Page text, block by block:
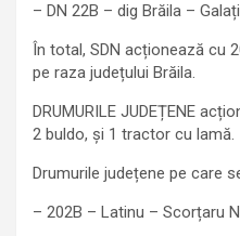
– DN 22B – dig Brăila –
În total, SDN acționează cu
pe raza județului Brăila.
DRUMURILE JUDEȚENE
2 buldo, și 1 tractor cu lamă.
Drumurile județene pe care
– 202B – Latinu – Scorțaru